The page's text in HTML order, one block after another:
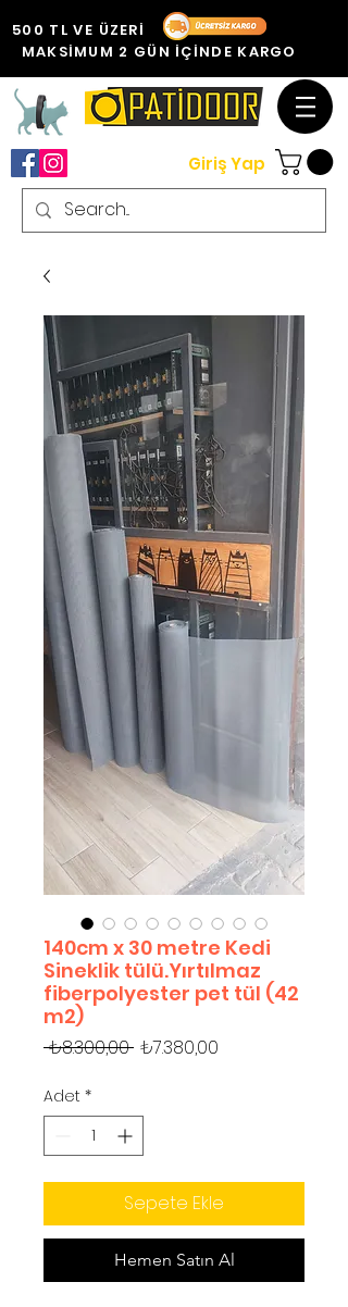
500 TL VE ÜZERİ
MAKSİMUM 2 GÜN İÇİNDE KARGO
Giriş Yap
140cm x 30 metre Kedi
Sineklik tülü.Yırtılmaz
fiberpolyester pet tül (42
m2)
₺8.300,00 Normal
₺7.380,00
Adet *
Sepete Ekle
Hemen Satın Al